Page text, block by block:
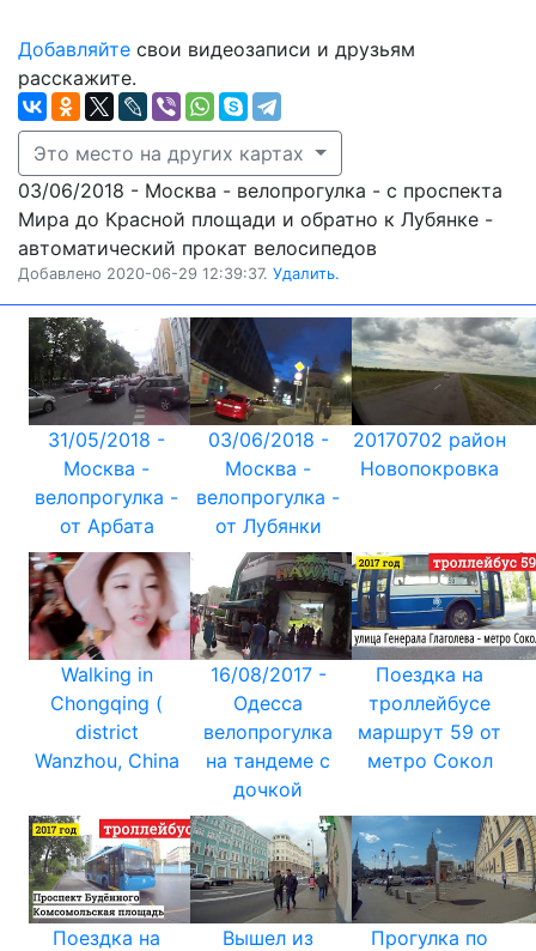
Добавляйте свои видеозаписи и друзьям
расскажите.
Это место на других картах
03/06/2018 - Москва - велопрогулка - с проспекта
Мира до Красной площади и обратно к Лубянке -
автоматический прокат велосипедов
Добавлено 2020-06-29 12:39:37. Удалить.
31/05/2018 -
Москва -
велопрогулка -
от Арбата
03/06/2018 -
Москва -
велопрогулка -
от Лубянки
20170702 район
Новопокровка
Walking in
Chongqing (
district
Wanzhou, China
16/08/2017 -
Одесса
велопрогулка
на тандеме с
дочкой
Поездка на
троллейбусе
маршрут 59 от
метро Сокол
Поездка на
Вышел из
Прогулка по